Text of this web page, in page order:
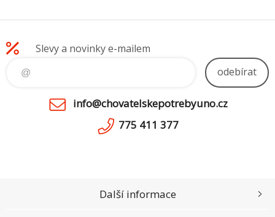
Slevy a novinky e-mailem
odebírat
info@chovatelskepotrebyuno.cz
775 411 377
Další informace